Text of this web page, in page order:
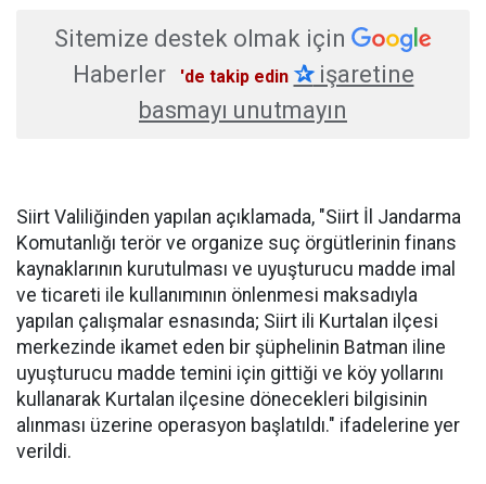
Sitemize destek olmak için
Haberler
'de takip edin ✰işaretine
basmayı unutmayın
Siirt Valiliğinden yapılan açıklamada, "Siirt İl Jandarma
Komutanlığı terör ve organize suç örgütlerinin finans
kaynaklarının kurutulması ve uyuşturucu madde imal
ve ticareti ile kullanımının önlenmesi maksadıyla
yapılan çalışmalar esnasında; Siirt ili Kurtalan ilçesi
merkezinde ikamet eden bir şüphelinin Batman iline
uyuşturucu madde temini için gittiği ve köy yollarını
kullanarak Kurtalan ilçesine dönecekleri bilgisinin
alınması üzerine operasyon başlatıldı." ifadelerine yer
verildi.